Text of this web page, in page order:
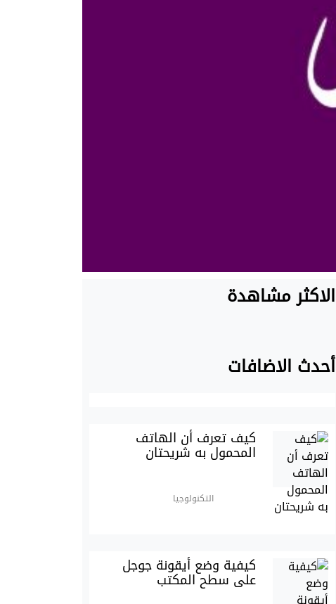
الاكثر مشاهدة
أحدث الاضافات
كيف تعرف أن الهاتف
المحمول به شريحتان
التكنولوجيا
كيفية وضع أيقونة جوجل
على سطح المكتب